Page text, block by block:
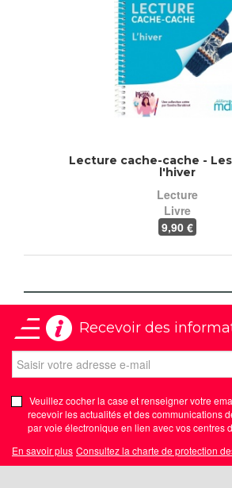
Lecture cache-cache -
l'hiver
Lecture
Livre
9,90 €
Recevoir des
Veuillez cocher la case et renseigner votre
recevoir les actualités et des communications
par voie électronique en lien avec vos centres
En savoir plus Consultez la charte de protection